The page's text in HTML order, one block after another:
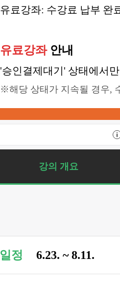
유료강좌: 수강료 납부 완
유료강좌안내
'승인결제대기' 상태에서
※해당 상태가 지속될 경우,
강의 개요
일정 6.23. ~ 8.11.